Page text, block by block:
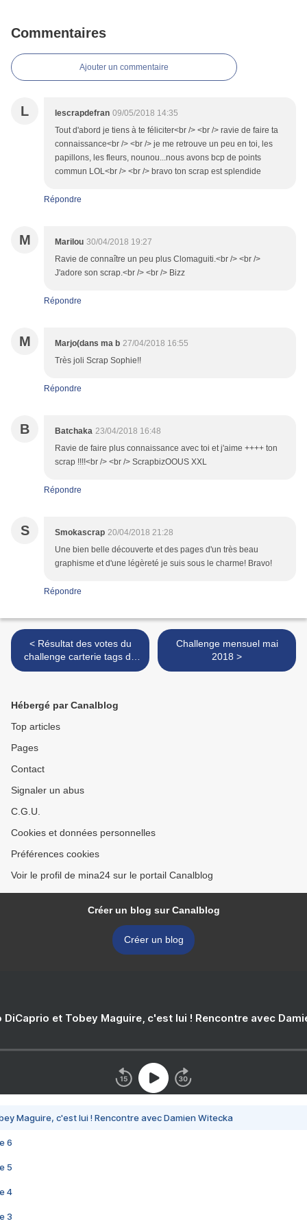
Commentaires
Ajouter un commentaire
L lescrapdefran 09/05/2018 14:35
Tout d'abord je tiens à te féliciter<br /> <br /> ravie de faire ta
connaissance<br /> <br /> je me retrouve un peu en toi, les
papillons, les fleurs, nounou...nous avons bcp de points
commun LOL<br /> <br /> bravo ton scrap est splendide
Répondre
M Marilou 30/04/2018 19:27
Ravie de connaître un peu plus Clomaguiti.<br /> <br />
J'adore son scrap.<br /> <br /> Bizz
Répondre
M Marjo(dans ma b 27/04/2018 16:55
Très joli Scrap Sophie!!
Répondre
B Batchaka 23/04/2018 16:48
Ravie de faire plus connaissance avec toi et j'aime ++++ ton
scrap !!!!<br /> <br /> ScrapbizOOUS XXL
Répondre
S Smokascrap 20/04/2018 21:28
Une bien belle découverte et des pages d'un très beau
graphisme et d'une légèreté je suis sous le charme! Bravo!
Répondre
< Résultat des votes du
challenge carterie tags de
mars / avril 2018
Challenge mensuel mai
2018 >
Hébergé par Canalblog
Top articles
Pages
Contact
Signaler un abus
C.G.U.
Cookies et données personnelles
Préférences cookies
Voir le profil de mina24 sur le portail Canalblog
Créer un blog sur Canalblog
Créer un blog
DiCaprio et Tobey Maguire, c'est lui ! Rencontre avec
Maguire, c'est lui ! Rencontre avec Damien Witecka
6
5
4
3